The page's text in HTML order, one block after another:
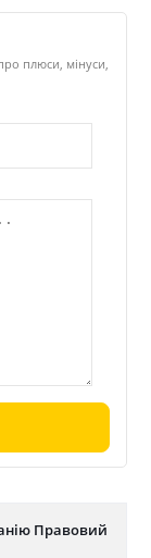
плюси, мінуси,
Правовий